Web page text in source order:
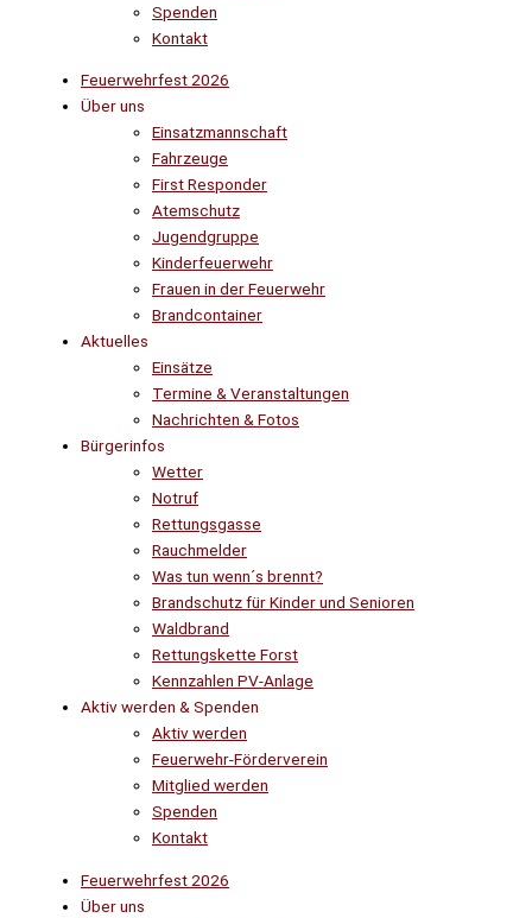
Spenden
Kontakt
Feuerwehrfest 2026
Über uns
Einsatzmannschaft
Fahrzeuge
First Responder
Atemschutz
Jugendgruppe
Kinderfeuerwehr
Frauen in der Feuerwehr
Brandcontainer
Aktuelles
Einsätze
Termine & Veranstaltungen
Nachrichten & Fotos
Bürgerinfos
Wetter
Notruf
Rettungsgasse
Rauchmelder
Was tun wenn´s brennt?
Brandschutz für Kinder und Senioren
Waldbrand
Rettungskette Forst
Kennzahlen PV-Anlage
Aktiv werden & Spenden
Aktiv werden
Feuerwehr-Förderverein
Mitglied werden
Spenden
Kontakt
Feuerwehrfest 2026
Über uns